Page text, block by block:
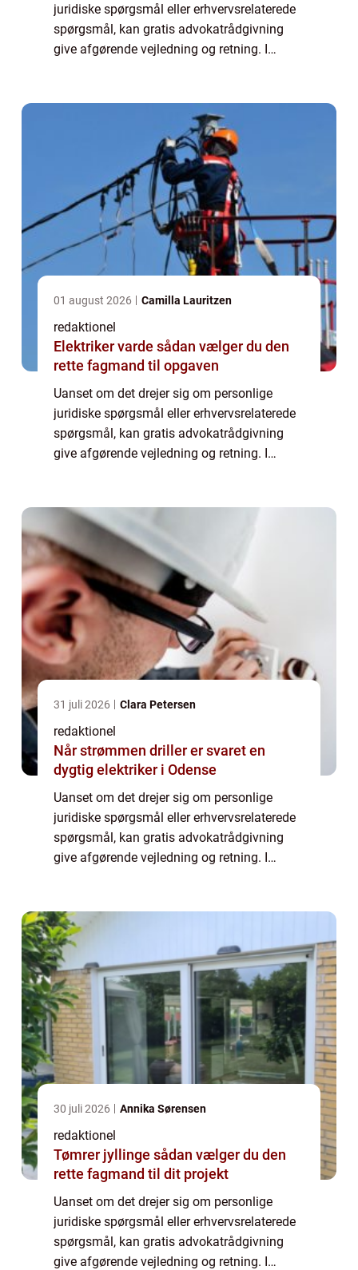
juridiske spørgsmål eller erhvervsrelaterede
spørgsmål, kan gratis advokatrådgivning
give afgørende vejledning og retning. I
01 august 2026 Camilla Lauritzen
redaktionel
Elektriker varde sådan vælger du den
rette fagmand til opgaven
Uanset om det drejer sig om personlige
juridiske spørgsmål eller erhvervsrelaterede
spørgsmål, kan gratis advokatrådgivning
give afgørende vejledning og retning. I
det...
31 juli 2026 Clara Petersen
redaktionel
Når strømmen driller er svaret en
dygtig elektriker i Odense
Uanset om det drejer sig om personlige
juridiske spørgsmål eller erhvervsrelaterede
spørgsmål, kan gratis advokatrådgivning
give afgørende vejledning og retning. I
det...
30 juli 2026 Annika Sørensen
redaktionel
Tømrer jyllinge sådan vælger du den
rette fagmand til dit projekt
Uanset om det drejer sig om personlige
juridiske spørgsmål eller erhvervsrelaterede
spørgsmål, kan gratis advokatrådgivning
give afgørende vejledning og retning. I